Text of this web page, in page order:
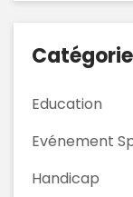
Education
Evénement
Handicap